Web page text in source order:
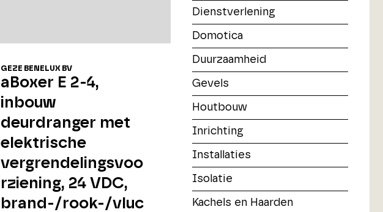
Dienstverlening
Domotica
Duurzaamheid
Gevels
Houtbouw
Inrichting
Installaties
Isolatie
Kachels en Haarden
GEZE BENELUX BV
aBoxer E 2-4,
inbouw
deurdranger met
elektrische
vergrendelingsvoo
rziening, 24 VDC,
brand-/rook-/vluc